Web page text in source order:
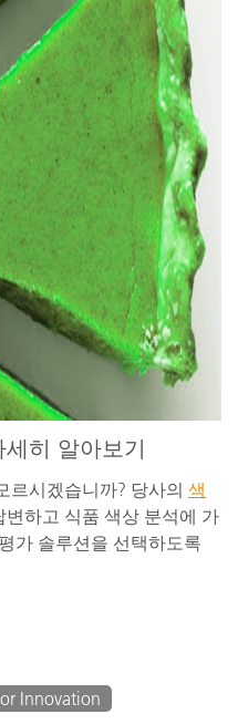
히 알아보기
르시겠습니까? 당사의 색
하고 식품 색상 분석에 가
가 솔루션을 선택하도록
Innovation